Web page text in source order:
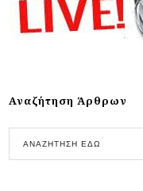
Αναζήτηση Άρθρων